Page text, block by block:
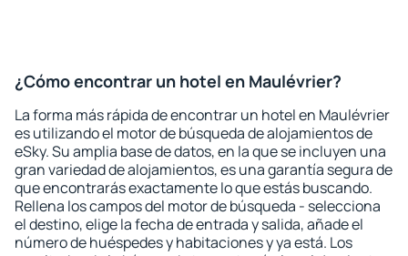
¿Cómo encontrar un hotel en Maulévrier?
La forma más rápida de encontrar un hotel en Maulévrier
es utilizando el motor de búsqueda de alojamientos de
eSky. Su amplia base de datos, en la que se incluyen una
gran variedad de alojamientos, es una garantía segura de
que encontrarás exactamente lo que estás buscando.
Rellena los campos del motor de búsqueda - selecciona
el destino, elige la fecha de entrada y salida, añade el
número de huéspedes y habitaciones y ya está. Los